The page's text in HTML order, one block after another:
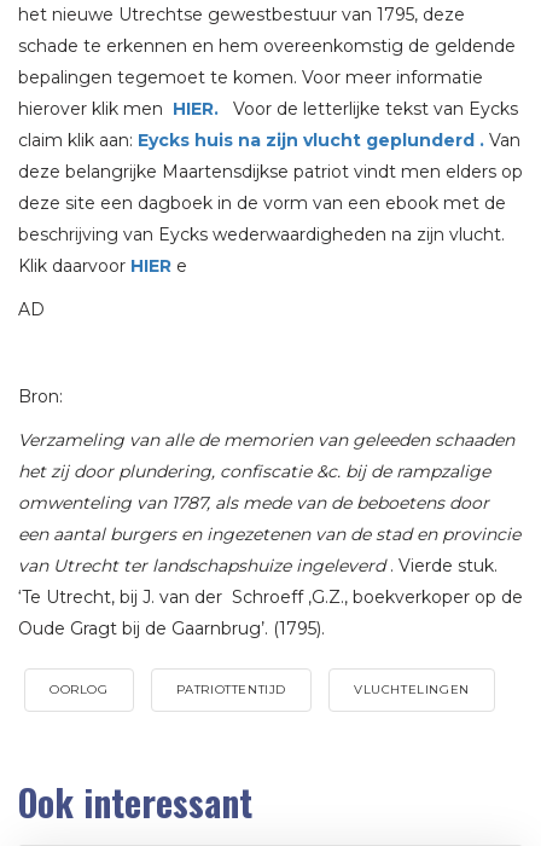
het nieuwe Utrechtse gewestbestuur van 1795, deze
schade te erkennen en hem overeenkomstig de geldende
bepalingen tegemoet te komen. Voor meer informatie
hierover klik men HIER.
Voor de letterlijke tekst van Eycks
claim klik aan: Eycks huis na zijn vlucht geplunderd . Van
deze belangrijke Maartensdijkse patriot vindt men elders op
deze site een dagboek in de vorm van een ebook met de
beschrijving van Eycks wederwaardigheden na zijn vlucht.
Klik daarvoor HIER e
AD
Bron:
Verzameling van alle de memorien van geleeden schaaden
het zij door plundering, confiscatie &c. bij de rampzalige
omwenteling van 1787, als mede van de beboetens door
een aantal burgers en ingezetenen van de stad en provincie
van Utrecht ter landschapshuize ingeleverd. Vierde stuk.
‘Te Utrecht, bij J. van der Schroeff ,G.Z., boekverkoper op de
Oude Gragt bij de Gaarnbrug’. (1795).
OORLOG PATRIOTTENTIJD VLUCHTELINGEN
Ook interessant